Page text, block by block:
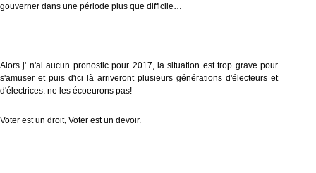
gouverner dans une période plus que difficile…
Alors j' n'ai aucun pronostic pour 2017, la situation est trop grave pour
s'amuser et puis d'ici là arriveront plusieurs générations d'électeurs et
d'électrices: ne les écoeurons pas!
Voter est un droit, Voter est un devoir.